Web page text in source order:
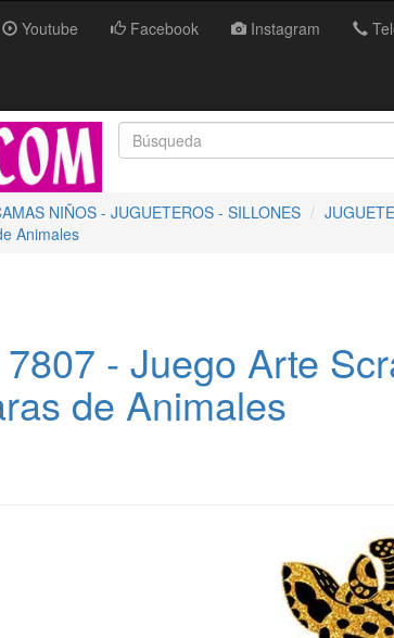
Youtube Facebook Instagram
NIÑOS - JUGUETEROS - SILLONES
Animales
- Juego Arte
de Animales